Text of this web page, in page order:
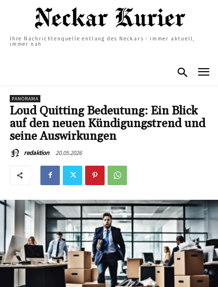
Ihre Nachrichtenquelle entlang des Neckars - immer aktuell,
immer nah
PANORAMA
Loud Quitting Bedeutung: Ein Blick
auf den neuen Kündigungstrend und
seine Auswirkungen
redaktion 20.05.2026